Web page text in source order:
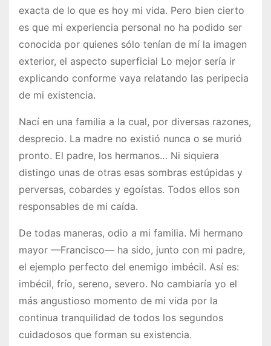
exacta de lo que es hoy mi vida. Pero bien cierto
es que mi experiencia personal no ha podido ser
conocida por quienes sólo tenían de mí la imagen
exterior, el aspecto superficial Lo mejor sería ir
explicando conforme vaya relatando las peripecia
de mi existencia.
Nací en una familia a la cual, por diversas razones,
desprecio. La madre no existió nunca o se murió
pronto. El padre, los hermanos… Ni siquiera
distingo unas de otras esas sombras estúpidas y
perversas, cobardes y egoístas. Todos ellos son
responsables de mi caída.
De todas maneras, odio a mi familia. Mi hermano
mayor —Francisco— ha sido, junto con mi padre,
el ejemplo perfecto del enemigo imbécil. Así es:
imbécil, frío, sereno, severo. No cambiaría yo el
más angustioso momento de mi vida por la
continua tranquilidad de todos los segundos
cuidadosos que forman su existencia.